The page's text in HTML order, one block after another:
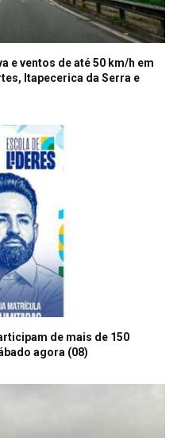
e ventos de até 50 km/h em
Itapecerica da Serra e
de mais de 150
agora (08)